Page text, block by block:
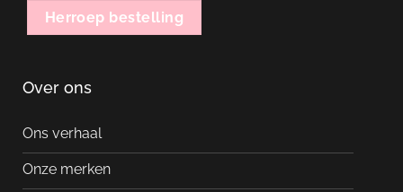
Herroep bestelling
Over ons
Ons verhaal
Onze merken